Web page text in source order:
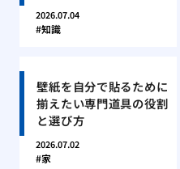
2026.07.04
知識
壁紙を自分で貼るために
揃えたい専門道具の役割
と選び方
2026.07.02
家